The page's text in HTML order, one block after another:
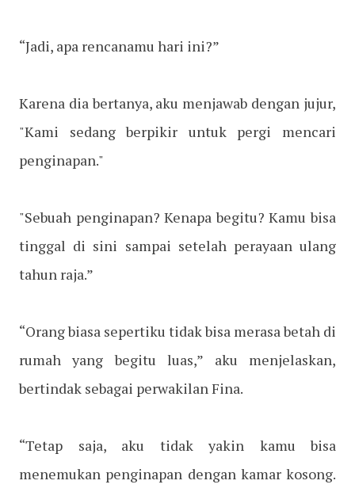
“Jadi, apa rencanamu hari ini?”
Karena dia bertanya, aku menjawab dengan jujur,
"Kami sedang berpikir untuk pergi mencari
penginapan."
"Sebuah penginapan? Kenapa begitu? Kamu bisa
tinggal di sini sampai setelah perayaan ulang
tahun raja.”
“Orang biasa sepertiku tidak bisa merasa betah di
rumah yang begitu luas,” aku menjelaskan,
bertindak sebagai perwakilan Fina.
“Tetap saja, aku tidak yakin kamu bisa
menemukan penginapan dengan kamar kosong.